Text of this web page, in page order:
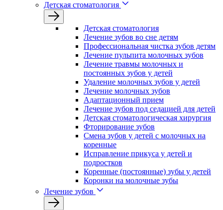
Детская стоматология
Детская стоматология
Лечение зубов во сне детям
Профессиональная чистка зубов детям
Лечение пульпита молочных зубов
Лечение травмы молочных и
постоянных зубов у детей
Удаление молочных зубов у детей
Лечение молочных зубов
Адаптационный прием
Лечение зубов под седацией для детей
Детская стоматологическая хирургия
Фторирование зубов
Смена зубов у детей с молочных на
коренные
Исправление прикуса у детей и
подростков
Коренные (постоянные) зубы у детей
Коронки на молочные зубы
Лечение зубов